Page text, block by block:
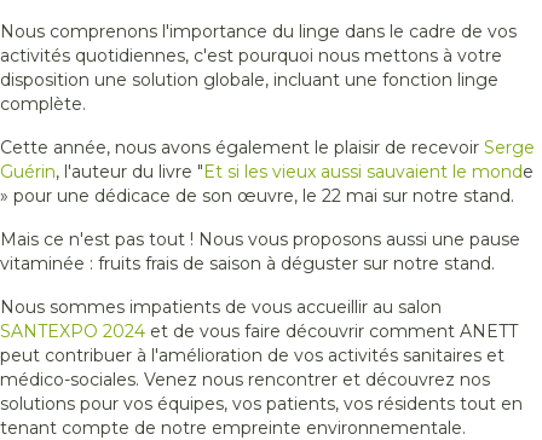
Nous comprenons l'importance du linge dans le cadre de vos
activités quotidiennes, c'est pourquoi nous mettons à votre
disposition une solution globale, incluant une fonction linge
complète.
Cette année, nous avons également le plaisir de recevoir Serge
Guérin, l'auteur du livre "Et si les vieux aussi sauvaient le monde
» pour une dédicace de son œuvre, le 22 mai sur notre stand.​
Mais ce n'est pas tout ! Nous vous proposons aussi une pause
vitaminée : fruits frais de saison à déguster sur notre stand.
Nous sommes impatients de vous accueillir au salon
SANTEXPO 2024 et de vous faire découvrir comment ANETT
peut contribuer à l'amélioration de vos activités sanitaires et
médico-sociales. Venez nous rencontrer et découvrez nos
solutions pour vos équipes, vos patients, vos résidents tout en
tenant compte de notre empreinte environnementale.